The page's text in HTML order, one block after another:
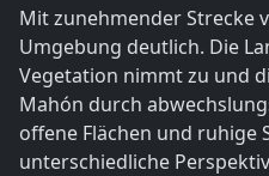
Mit zunehmender Strecke
Umgebung deutlich. Die
Vegetation nimmt zu und
Mahón durch
offene Flächen und ruhige
unterschiedliche